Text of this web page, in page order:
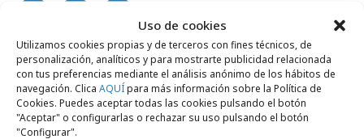
Uso de cookies
Utilizamos cookies propias y de terceros con fines técnicos, de
personalización, analíticos y para mostrarte publicidad relacionada
con tus preferencias mediante el análisis anónimo de los hábitos de
navegación. Clica AQUÍpara más información sobre la Política de
Cookies. Puedes aceptar todas las cookies pulsando el botón
"Aceptar" o configurarlas o rechazar su uso pulsando el botón
"Configurar".
Noticias Relacionadas
Formación y estudios